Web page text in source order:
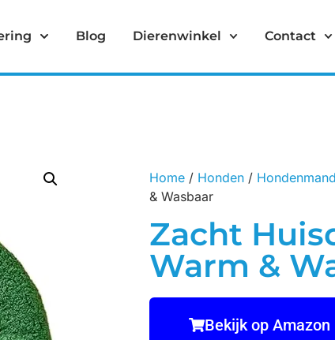
Blog Dierenwinkel Contact
Home / Honden /
& Wasbaar
Zacht
Warm &
Bekijk op Amazon